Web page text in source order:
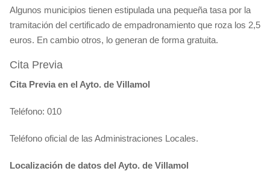
Algunos municipios tienen estipulada una pequeña tasa por la
tramitación del certificado de empadronamiento que roza los 2,5
euros. En cambio otros, lo generan de forma gratuita.
Cita Previa
Cita Previa en el Ayto. de Villamol
Teléfono: 010
Teléfono oficial de las Administraciones Locales.
Localización de datos del Ayto. de Villamol